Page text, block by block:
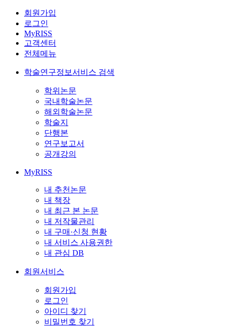
회원가입
로그인
MyRISS
고객센터
전체메뉴
학술연구정보서비스 검색
학위논문
국내학술논문
해외학술논문
학술지
단행본
연구보고서
공개강의
MyRISS
내 추천논문
내 책장
내 최근 본 논문
내 저작물관리
내 구매·신청 현황
내 서비스 사용권한
내 관심 DB
회원서비스
회원가입
로그인
아이디 찾기
비밀번호 찾기